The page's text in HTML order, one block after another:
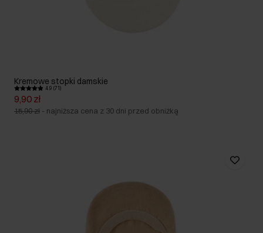
Kremowe stopki damskie
4.9 (71)
9,90 zł
15,90 zł - najniższa cena z 30 dni przed obniżką